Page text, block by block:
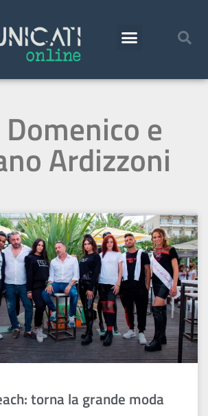
Domenico e
Ardizzoni
torna la grande moda